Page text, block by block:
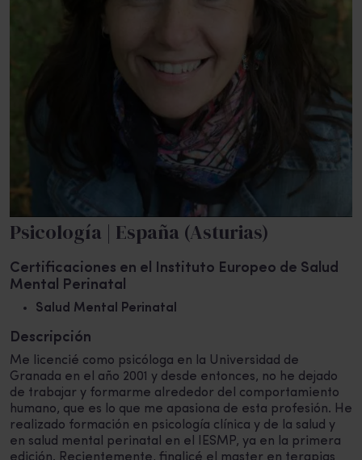
Psicología | España (Asturias)
Certificaciones en el Instituto Europeo de Salud
Mental Perinatal
Salud Mental Perinatal
Descripción
Me licencié como psicóloga en la Universidad de
Granada en el año 2001 y desde entonces, no he dejado
de trabajar y formarme alrededor del comportamiento
humano, que es lo que me apasiona de esta profesión. He
realizado formación en psicología clínica y de la salud y
en salud mental perinatal en el IESMP, ya en la primera